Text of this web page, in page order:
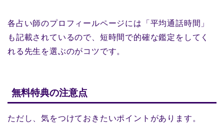
各占い師のプロフィールページには「平均通話時間」
も記載されているので、短時間で的確な鑑定をしてく
れる先生を選ぶのがコツです。
無料特典の注意点
ただし、気をつけておきたいポイントがあります。